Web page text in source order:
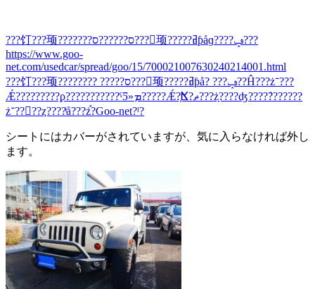
???饤???顼???????ס??????ס???󥰥顼?????ߥƥåɡ????ݡ???
https://www.goo-
net.com/usedcar/spread/goo/15/700021007630240214001.html
???饤???顼???????? ?????ס???󥰥顼?????ߥƥå? ???ݡ??Ĥ???ż־???
Ǽ?????????ϼ???????????ˤƼ»ܡ?????Ǽ?֤ⴿ?ޡ???żָ????ʤ????ܺ???????
ż־??󥵥??ȥ????ͥå???ż֡?Goo-net?ˡ?
シートにはカバーがされていますが、気に入らなければ外し
ます。